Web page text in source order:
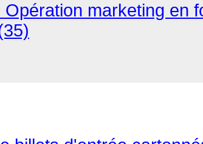
marketing en